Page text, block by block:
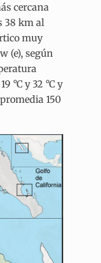
cercana
38 km al
muy
(e), según
°C y 32 °C y
150